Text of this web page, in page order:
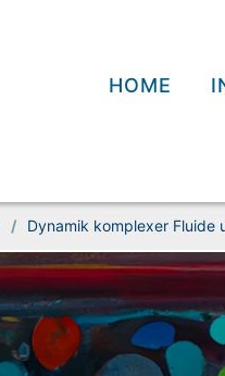
HOME
/ Dynamik komplexer Fluide